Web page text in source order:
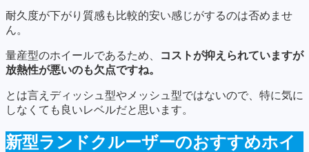
耐久度が下がり質感も比較的安い感じがするのは否めませ
ん。
量産型のホイールであるため、
コストが抑えられていますが
放熱性が悪いのも欠点ですね。
とは言えディッシュ型やメッシュ型ではないので、特に気に
しなくても良いレベルだと思います。
新型ランドクルーザーのおすすめホイ